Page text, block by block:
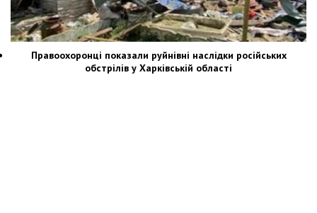
Правоохоронці показали руйнівні наслідки російських
обстрілів у Харківській області